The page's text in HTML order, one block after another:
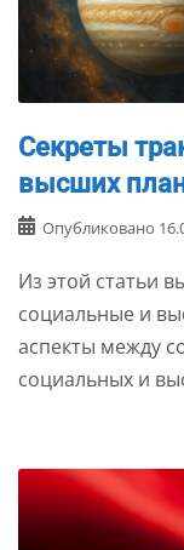
Секреты
высших
Опубликовано
Из этой статьи
социальные и
аспекты между
социальных и